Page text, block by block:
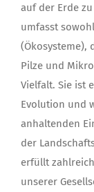
auf der Erde
umfasst
(Ökosysteme),
Pilze und
Vielfalt. Sie ist
Evolution und
anhaltenden
der
erfüllt
unserer